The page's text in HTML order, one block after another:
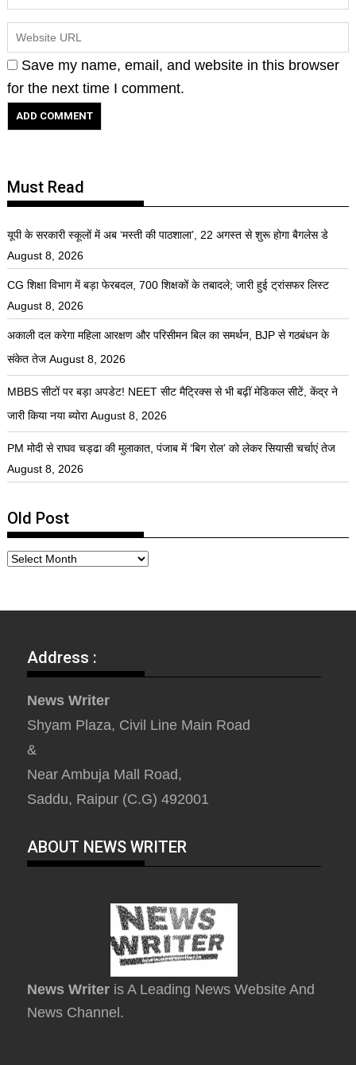
Save my name, email, and website in this browser
for the next time I comment.
Must Read
यूपी के सरकारी स्कूलों में अब ‘मस्ती की पाठशाला’, 22 अगस्त से शुरू होगा बैगलेस डे
August 8, 2026
CG शिक्षा विभाग में बड़ा फेरबदल, 700 शिक्षकों के तबादले; जारी हुई ट्रांसफर लिस्ट
August 8, 2026
अकाली दल करेगा महिला आरक्षण और परिसीमन बिल का समर्थन, BJP से गठबंधन के
संकेत तेज August 8, 2026
MBBS सीटों पर बड़ा अपडेट! NEET सीट मैट्रिक्स से भी बढ़ीं मेडिकल सीटें, केंद्र ने
जारी किया नया ब्योरा August 8, 2026
PM मोदी से राघव चड्ढा की मुलाकात, पंजाब में ‘बिग रोल’ को लेकर सियासी चर्चाएं तेज
August 8, 2026
Old Post
Address :
News Writer
Shyam Plaza, Civil Line Main Road
&
Near Ambuja Mall Road,
Saddu, Raipur (C.G) 492001
ABOUT NEWS WRITER
News Writer is A Leading News Website And
News Channel.